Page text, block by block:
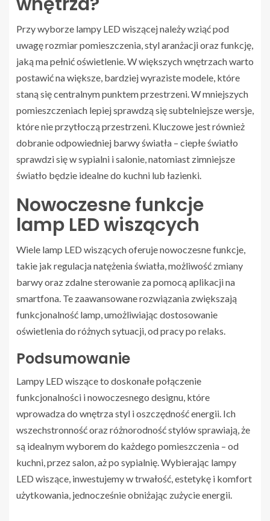
Przy wyborze lampy LED wiszącej należy wziąć pod
uwagę rozmiar pomieszczenia, styl aranżacji oraz funkcję,
jaką ma pełnić oświetlenie. W większych wnętrzach warto
postawić na większe, bardziej wyraziste modele, które
staną się centralnym punktem przestrzeni. W mniejszych
pomieszczeniach lepiej sprawdzą się subtelniejsze wersje,
które nie przytłoczą przestrzeni. Kluczowe jest również
dobranie odpowiedniej barwy światła – ciepłe światło
sprawdzi się w sypialni i salonie, natomiast zimniejsze
światło będzie idealne do kuchni lub łazienki.
Nowoczesne funkcje
lamp LED wiszących
Wiele lamp LED wiszących oferuje nowoczesne funkcje,
takie jak regulacja natężenia światła, możliwość zmiany
barwy oraz zdalne sterowanie za pomocą aplikacji na
smartfona. Te zaawansowane rozwiązania zwiększają
funkcjonalność lamp, umożliwiając dostosowanie
oświetlenia do różnych sytuacji, od pracy po relaks.
Podsumowanie
Lampy LED wiszące to doskonałe połączenie
funkcjonalności i nowoczesnego designu, które
wprowadza do wnętrza styl i oszczędność energii. Ich
wszechstronność oraz różnorodność stylów sprawiają, że
są idealnym wyborem do każdego pomieszczenia – od
kuchni, przez salon, aż po sypialnię. Wybierając lampy
LED wiszące, inwestujemy w trwałość, estetykę i komfort
użytkowania, jednocześnie obniżając zużycie energii.